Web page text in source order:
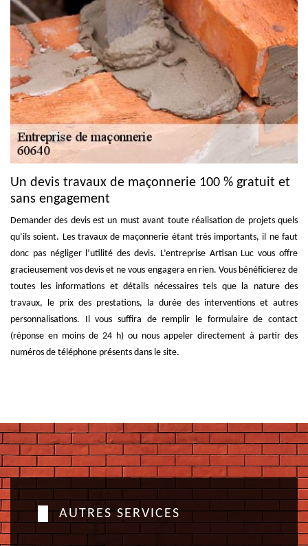
Un devis travaux de maçonnerie 100 % gratuit et
sans engagement
Demander des devis est un must avant toute réalisation de projets quels
qu’ils soient. Les travaux de maçonnerie étant très importants, il ne faut
donc pas négliger l’utilité des devis. L’entreprise Artisan Luc vous offre
gracieusement vos devis et ne vous engagera en rien. Vous bénéficierez de
toutes les informations et détails nécessaires tels que la nature des
travaux, le prix des prestations, la durée des interventions et autres
personnalisations. Il vous suffira de remplir le formulaire de contact
(réponse en moins de 24 h) ou nous appeler directement à partir des
numéros de téléphone présents dans le site.
AUTRES SERVICES